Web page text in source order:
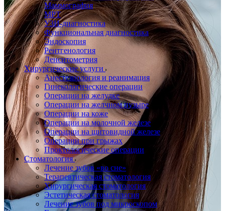
Маммография
МРТ
УЗИ-диагностика
Функциональная диагностика
Эндоскопия
Рентгенология
Денситометрия
Хирургические услуги
Анестезиология и реанимация
Гинекологические операции
Операции на желудке
Операции на желчном пузыре
Операции на коже
Операции на молочной железе
Операции на щитовидной железе
Операции при грыжах
Проктологические операции
Стоматология
Лечение зубов «во сне»
Терапевтическая стоматология
Хирургическая стоматология
Эстетическая стоматология
Лечение зубов под микроскопом